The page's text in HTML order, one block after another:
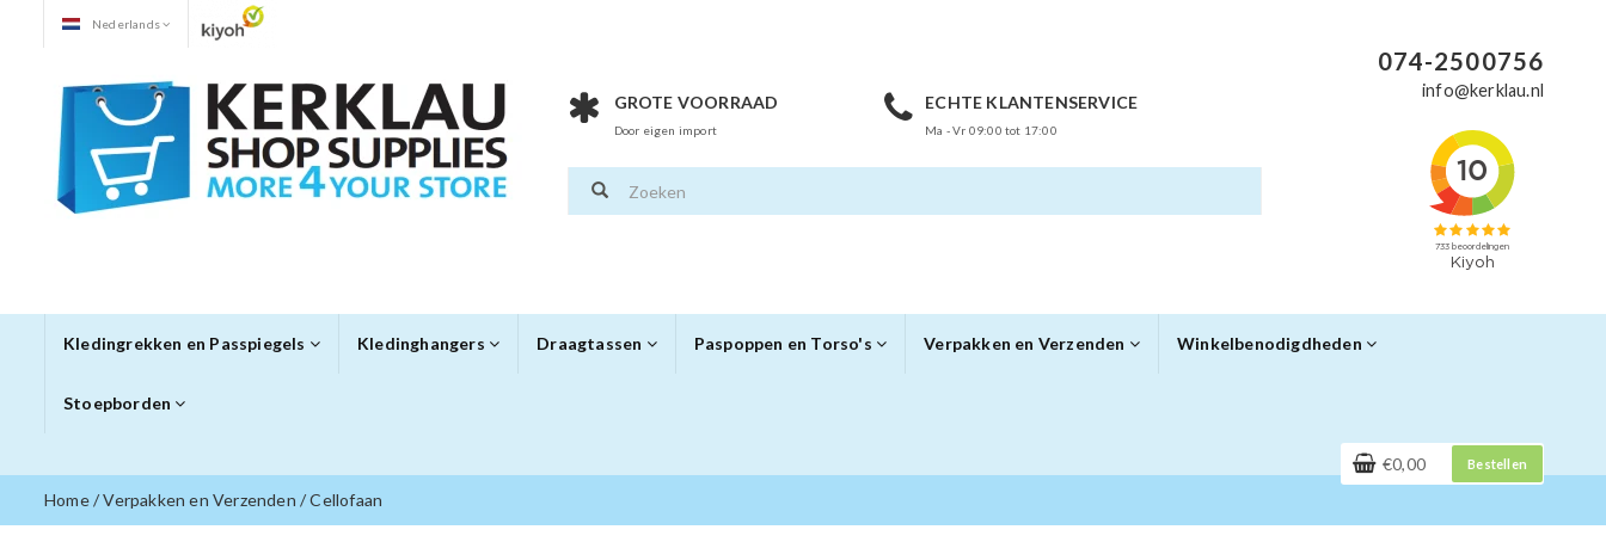
Nederlands
GROTE VOORRAAD
Door eigen import
ECHTE KLANTENSERVICE
Ma - Vr 09:00 tot 17:00
074-2500756
info@kerklau.nl
Kledingrekken en Passpiegels Kledinghangers Draagtassen Paspoppen en Torso's Verpakken en Verzenden Winkelbenodigdheden
Stoepborden
€0,00 Bestellen
Home/Verpakken en Verzenden /Cellofaan